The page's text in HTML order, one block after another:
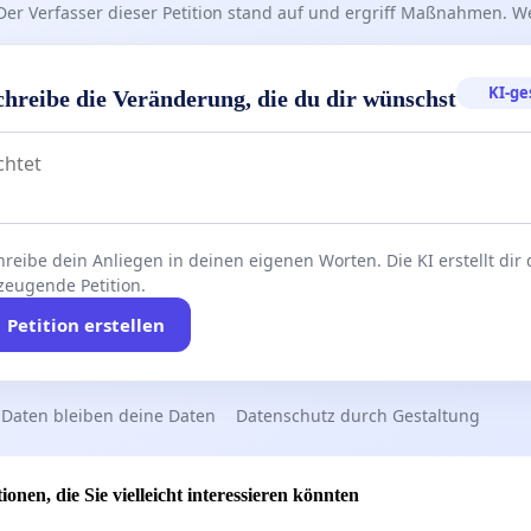
Erhöhung des Areals, Anpassung des
der beiden Tiefgaragen zur Entzerrung der
Tierschutz- und Naturgutachten unter
der aktuell gültigen Baumschutzsatzung der
sowie der übergeordneten Verordnungen
Darstellung der baulichen Situation in den Entwürfen und
Plandarstellung
Anzahl von Parkplätzen für Besucher
zum Schutz der Bewohner und Anwohner
Verfasser dieser Petition stand auf und ergriff Maßnahmen.
die Veränderung, die du dir wünschst KI-
dein Anliegen in deinen eigenen Worten. Die KI erstellt dir
Petition.
Petition erstellen
bleiben deine Daten Datenschutz durch Gestaltung
die Sie vielleicht interessieren könnten